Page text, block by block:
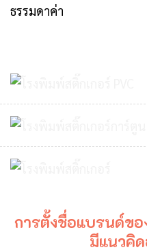
ธรรมดาค่า
การตั้งชื่อแบรนด์ขอ
มีแนวคิ